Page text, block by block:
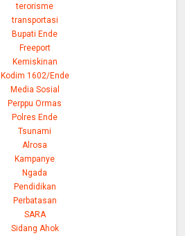
terorisme
transportasi
Bupati Ende
Freeport
Kemiskinan
Kodim 1602/Ende
Media Sosial
Perppu Ormas
Polres Ende
Tsunami
Alrosa
Kampanye
Ngada
Pendidikan
Perbatasan
SARA
Sidang Ahok